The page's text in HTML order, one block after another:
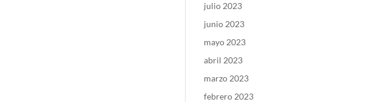
julio 2023
junio 2023
mayo 2023
abril 2023
marzo 2023
febrero 2023